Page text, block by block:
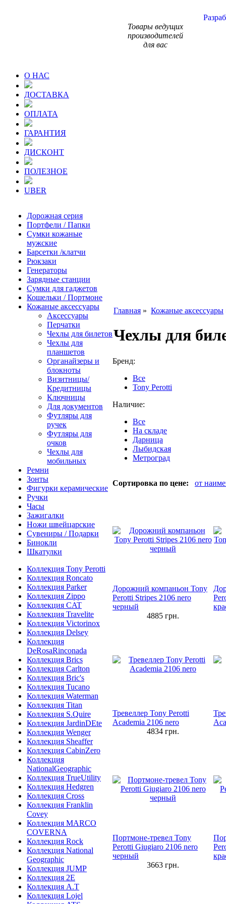
Товары ведущих
производителей
для вас
О НАС
ДОСТАВКА
ОПЛАТА
ГАРАНТИЯ
ДИСКОНТ
ПОЛЕЗНОЕ
UBER
Дорожная серия
Портфели / Папки
Сумки кожаные
мужские
Барсетки /клатчи
Рюкзаки
Генераторы
Зарядные станции
Сумки для гаджетов
Кошельки / Портмоне
Кожаные аксессуары
Аксессуары
Перчатки
Чехлы для билетов
Чехлы для
планшетов
Органайзеры и
блокноты
Визитницы/
Кредитницы
Ключницы
Для документов
Футляры для
ручек
Футляры для
очков
Чехлы для
мобильных
Ремни
Зонты
Фигурки керамические
Ручки
Часы
Зажигалки
Ножи швейцарские
Сувениры / Подарки
Бинокли
Шкатулки
Коллекция Tony Perotti
Коллекция Roncato
Коллекция Parker
Коллекция Zippo
Коллекция CAT
Коллекция Travelite
Коллекция Victorinox
Коллекция Delsey
Коллекция
DeRosaRinconada
Коллекция Brics
Коллекция Carlton
Коллекция Bric's
Коллекция Tucano
Коллекция Waterman
Коллекция Titan
Коллекция S.Quire
Коллекция JardinDEte
Коллекция Wenger
Коллекция Sheaffer
Коллекция CabinZero
Коллекция
NationalGeographic
Коллекция TrueUtility
Коллекция Hedgren
Коллекция Cross
Коллекция Franklin
Covey
Коллекция MARCO
COVERNA
Коллекция Rock
Коллекция National
Geographic
Коллекция JUMP
Коллекция 2E
Коллекция A.T
Коллекция Lojel
Главная » Кожаные аксессуары
Чехлы для
Бренд:
Все
Tony Perotti
Наличие:
Все
На складе
Дарница
Лыбидская
Метроград
Сортировка по цене: от
Дорожний компаньон Tony
Perotti Stripes 2106 nero
черный
4885 грн.
Тревеллер Tony Perotti
Academia 2106 nero
4834 грн.
Портмоне-тревел Tony
Perotti Giugiaro 2106 nero
черный
3663 грн.